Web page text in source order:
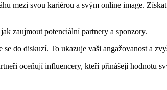
mezi svou kariérou a svým online image.
zaujmout potenciální partnery a sponzory.
do diskuzí. To ukazuje vaši angažovanost a
oceňují influencery, kteří přinášejí hodnotu